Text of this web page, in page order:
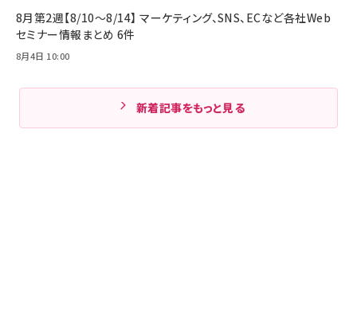
8月第2週【8/10～8/14】 マーケティング、SNS、ECなど各社Web
セミナー情報まとめ 6件
8月4日 10:00
新着記事をもっと見る